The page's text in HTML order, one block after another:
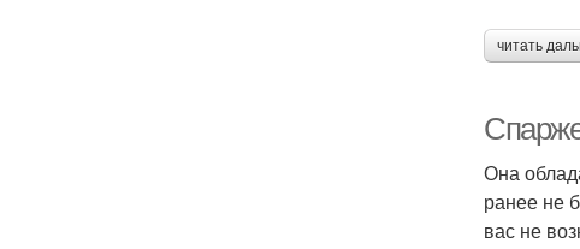
читать
Она
ранее не
вас не